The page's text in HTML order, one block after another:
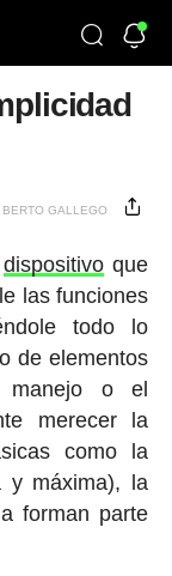
BERTO GALLEGO
dispositivoque
las funciones
todo lo
de elementos
manejo o el
merecer la
como la
y máxima), la
forman parte